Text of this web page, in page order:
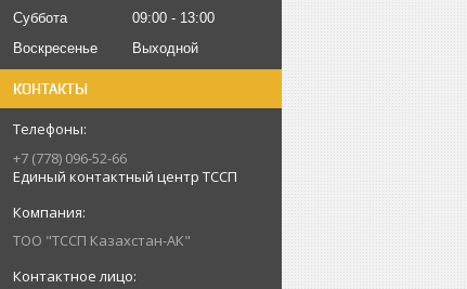
Суббота
09:00
13:00
Воскресенье
Выходной
КОНТАКТЫ
+7 (778) 096-52-66
Единый контактный центр ТССП
ТОО "ТССП Казахстан-АК"